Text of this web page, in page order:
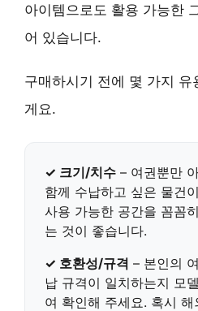
아이템으로도 활용 가능한
어 있습니다.
구매하시기 전에 몇 가지 유
게요.
✓ 크기/치수 – 여권뿐만
함께 수납하고 싶은 물건
사용 가능한 공간을 꼼꼼
는 것이 좋습니다.
✓ 호환성/규격 – 본인의
납 규격이 일치하는지 모
여 확인해 주세요. 혹시